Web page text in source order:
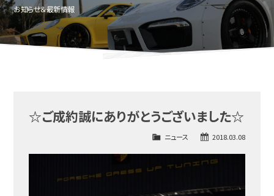
EUR Sports
EURスポーツ
アクセス
お知らせ＆最新情報
☆ご成約誠にありがとうございました☆
2018.03.08
ニュース